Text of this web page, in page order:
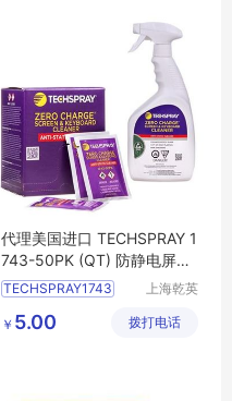
代理美国进口 TECHSPRAY 1
743-50PK (QT) 防静电屏
幕、键盘清洁剂
TECHSPRAY1743
TECHSPRAY键盘清洁剂
上海乾英
有限公司
￥ 5.00 拨打电话